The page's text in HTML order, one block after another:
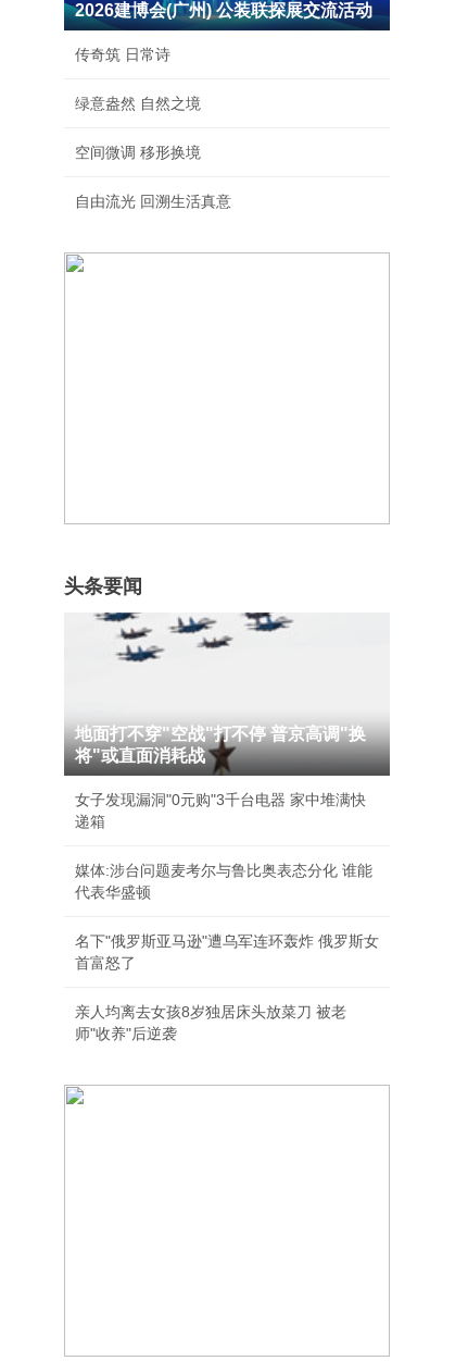
2026建博会(广州) 公装联探展交流活动
传奇筑 日常诗
绿意盎然 自然之境
空间微调 移形换境
自由流光 回溯生活真意
头条要闻
地面打不穿"空战"打不停 普京高调"换
将"或直面消耗战
女子发现漏洞"0元购"3千台电器 家中堆满快
递箱
媒体:涉台问题麦考尔与鲁比奥表态分化 谁能
代表华盛顿
名下"俄罗斯亚马逊"遭乌军连环轰炸 俄罗斯女
首富怒了
亲人均离去女孩8岁独居床头放菜刀 被老
师"收养"后逆袭